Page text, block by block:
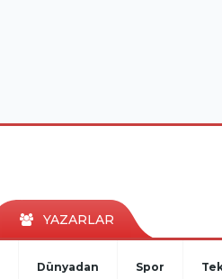
YAZARLAR
Dünyadan Spor